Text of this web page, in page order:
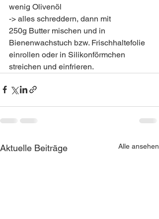
wenig Olivenöl
-> alles schreddern, dann mit
250g Butter mischen und in
Bienenwachstuch bzw. Frischhaltefolie
einrollen oder in Silikonförmchen
streichen und einfrieren.
Aktuelle Beiträge Alle ansehen